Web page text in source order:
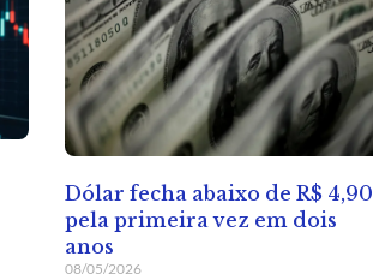
Dólar fecha abaixo de R$ 4,90
pela primeira vez em dois
anos
08/05/2026